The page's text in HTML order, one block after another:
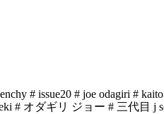
# issue20 # joe odagiri #
# オダギリ ジョー # 三代目 j